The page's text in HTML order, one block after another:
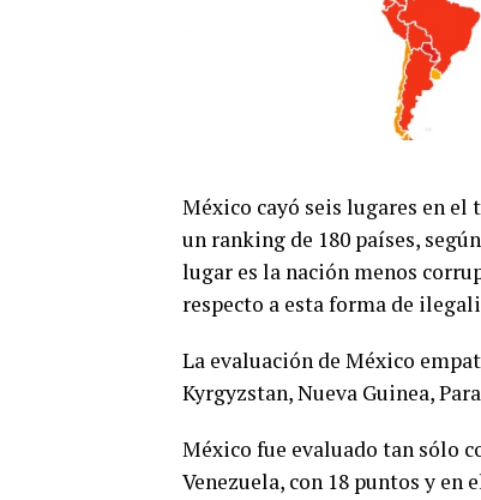
México cayó seis lugares en
un ranking de 180 países,
lugar es la nación menos
respecto a esta forma de
La evaluación de México
Kyrgyzstan, Nueva Guinea,
México fue evaluado tan sólo
Venezuela, con 18 puntos y en